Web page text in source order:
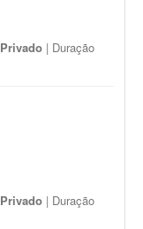
Privado | Duração
Privado | Duração